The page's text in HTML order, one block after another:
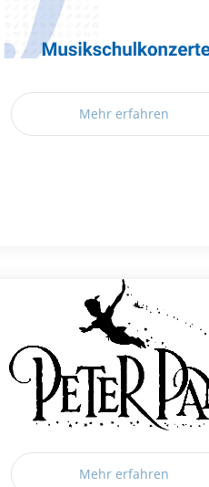
Mehr erfahren
Mehr erfahren